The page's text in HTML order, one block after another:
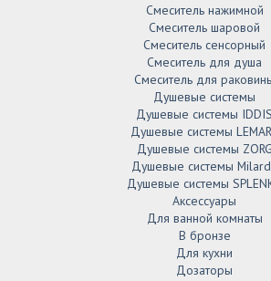
Смеситель нажимной
Смеситель шаровой
Смеситель сенсорный
Смеситель для душа
Смеситель для
Душевые системы
Душевые системы IDDIS
Душевые системы
Душевые системы ZORG
Душевые системы
Душевые системы
Аксессуары
Для ванной комнаты
В бронзе
Для кухни
Дозаторы